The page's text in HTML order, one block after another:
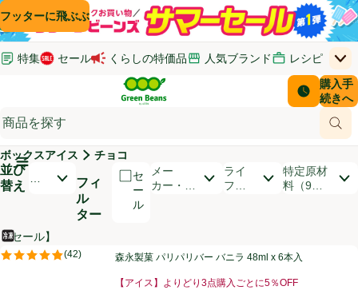
コンテンツに飛ぶ
検索に飛ぶ
フッターに飛ぶ
特集 セール くらしの特価品 人気ブランド レシピ
はじめてのお買い物ガイド
(新しいウィンドウで開く) (新しいウィンドウで開く)
サポート・ヘルプ・お問い合わせ
(新しいウィンドウで開く)
上
Green Beans
商
配送日時
購入手
続きへ
お客さ
￥0
メインメニュ―ボタン
ボックスアイス チョコ
並び
替え
開いて並び替えオプションのリストを見る
順
フィ
ル
ター
セ
ー
ル
メー
カー・ブ
ライ
フス
特定原材
料（9品
商品リスト
【セール】
森永製菓 パリパリバー バニラ 48ml x 6本入
冷凍食品
(42)
評価は42件のレビューで5点中4.8点。森永製菓 パリパリバー バニラ 48ml x 6本入
【アイス】よりどり3点購入ごとに5％OFF